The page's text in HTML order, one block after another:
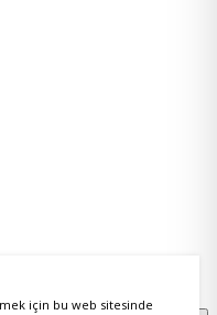
için bu web sitesinde